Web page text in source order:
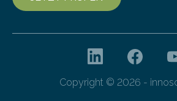
Copyright © 2026 -